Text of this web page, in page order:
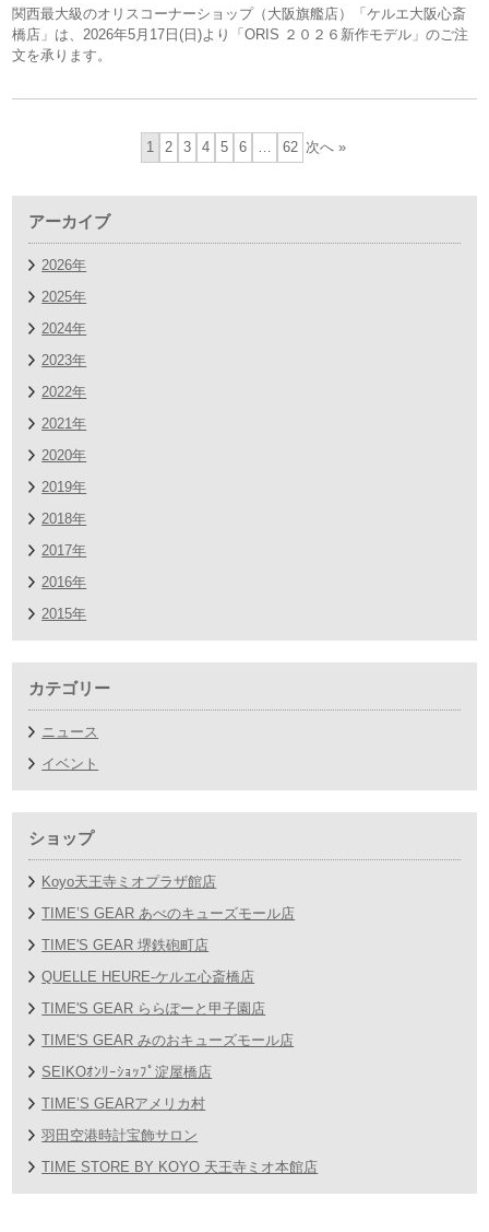
関西最大級のオリスコーナーショップ（大阪旗艦店）「ケルエ大阪心斎
橋店」は、2026年5月17日(日)より「ORIS ２０２６新作モデル」のご注
文を承ります。
1 2 3 4 5 6 62 次へ »
アーカイブ
2026年
2025年
2024年
2023年
2022年
2021年
2020年
2019年
2018年
2017年
2016年
2015年
カテゴリー
ニュース
イベント
ショップ
Koyo天王寺ミオプラザ館店
TIME’S GEAR あべのキューズモール店
TIME'S GEAR 堺鉄砲町店
QUELLE HEURE-ケルエ心斎橋店
TIME'S GEAR ららぽーと甲子園店
TIME'S GEAR みのおキューズモール店
SEIKOｵﾝﾘｰｼｮｯﾌﾟ淀屋橋店
TIME’S GEARアメリカ村
羽田空港時計宝飾サロン
TIME STORE BY KOYO 天王寺ミオ本館店